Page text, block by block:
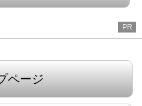
PR
ページ